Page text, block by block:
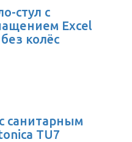
стул с
Excel
колёс
санитарным
TU7